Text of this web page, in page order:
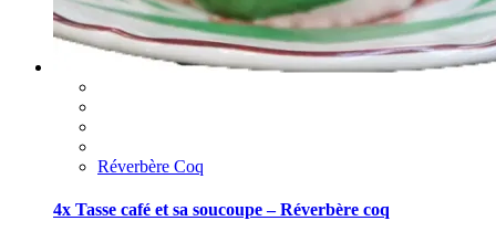
Réverbère Coq
4x Tasse café et sa soucoupe – Réverbère coq